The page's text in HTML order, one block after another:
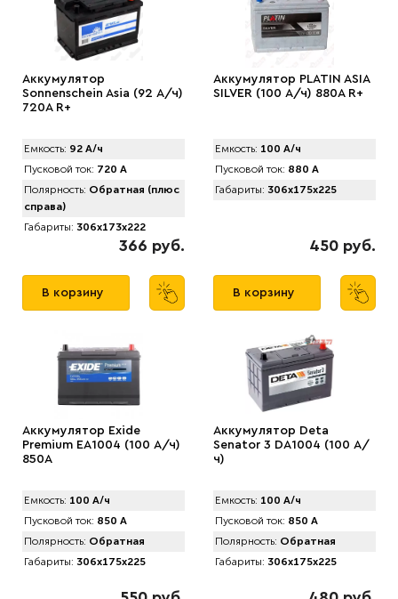
Аккумулятор
Sonnenschein Asia (92 А/ч)
720А R+
Емкость: 92 А/ч
Пусковой ток: 720 А
Полярность: Обратная (плюс
справа)
Габариты: 306x173x222
366 руб.
В корзину
Аккумулятор PLATIN ASIA
SILVER (100 А/ч) 880A R+
Емкость: 100 А/ч
Пусковой ток: 880 А
Габариты: 306x175x225
450 руб.
В корзину
Аккумулятор Exide
Premium EA1004 (100 А/ч)
850A
Емкость: 100 А/ч
Пусковой ток: 850 А
Полярность: Обратная
Габариты: 306x175x225
Аккумулятор Deta
Senator 3 DA1004 (100 А/
ч)
Емкость: 100 А/ч
Пусковой ток: 850 А
Полярность: Обратная
Габариты: 306x175x225